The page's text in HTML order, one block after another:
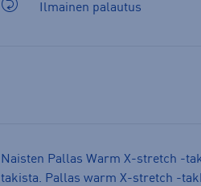
Ilmainen palautus
Naisten Pallas Warm X-stretch -
takista. Pallas warm X-stretch -